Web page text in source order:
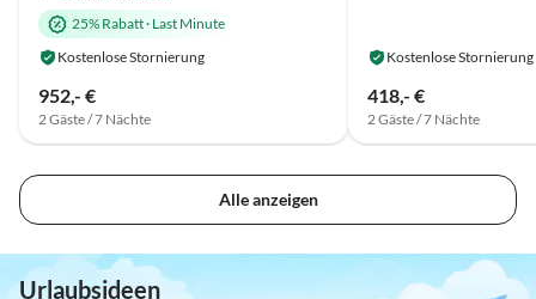
25% Rabatt· Last Minute
Kostenlose Stornierung
952,- €
2 Gäste / 7 Nächte
Kostenlose Stornierung
418,- €
2 Gäste / 7 Nächte
Alle anzeigen
Urlaubsideen